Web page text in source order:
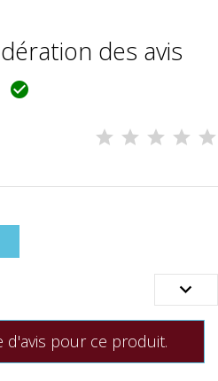
des avis


d'avis pour ce produit.